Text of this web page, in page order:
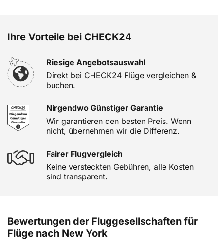
Ihre Vorteile bei CHECK24
Riesige Angebotsauswahl
Direkt bei CHECK24 Flüge vergleichen &
buchen.
Nirgendwo Günstiger Garantie
Wir garantieren den besten Preis. Wenn
nicht, übernehmen wir die Differenz.
Fairer Flugvergleich
Keine versteckten Gebühren, alle Kosten
sind transparent.
Bewertungen der Fluggesellschaften für
Flüge nach New York